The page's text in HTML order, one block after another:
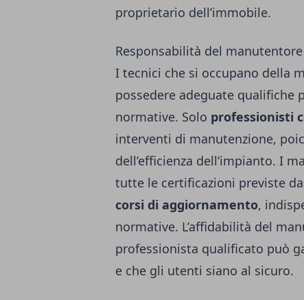
proprietario dell’immobile.
Responsabilità del
I tecnici che si occupano della
possedere adeguate qualifiche
normative. Solo professionisti
interventi di manutenzione,
dell’efficienza dell’impianto. I
tutte le certificazioni previste
corsi di aggiornamento,
normative. L’affidabilità del
professionista qualificato può
e che gli utenti siano al sicuro.